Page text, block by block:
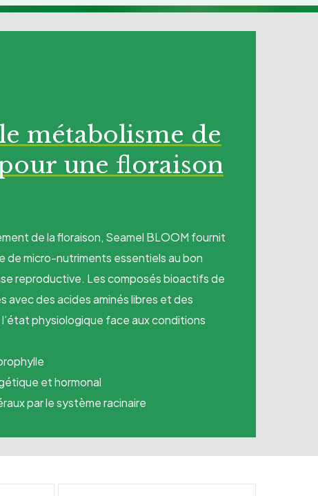
métabolisme de
une floraison
de la floraison, Seamel BLOOM fournit
de micro-nutriments essentiels au bon
reproductive. Les composés bioactifs de
avec des acides aminés libres et des
physiologique face aux conditions
et hormonal
par le système racinaire